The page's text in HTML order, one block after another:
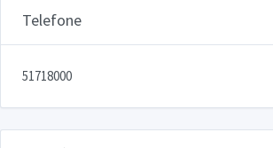
Telefone
51718000